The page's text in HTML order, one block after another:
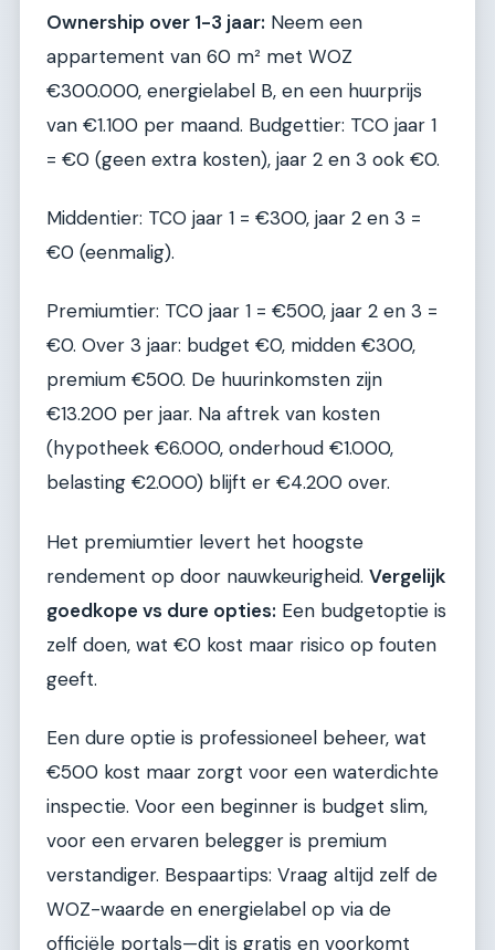
Ownership over 1-3 jaar: Neem een
appartement van 60 m² met WOZ
€300.000, energielabel B, en een huurprijs
van €1.100 per maand. Budgettier: TCO jaar 1
= €0 (geen extra kosten), jaar 2 en 3 ook €0.
Middentier: TCO jaar 1 = €300, jaar 2 en 3 =
€0 (eenmalig).
Premiumtier: TCO jaar 1 = €500, jaar 2 en 3 =
€0. Over 3 jaar: budget €0, midden €300,
premium €500. De huurinkomsten zijn
€13.200 per jaar. Na aftrek van kosten
(hypotheek €6.000, onderhoud €1.000,
belasting €2.000) blijft er €4.200 over.
Het premiumtier levert het hoogste
rendement op door nauwkeurigheid. Vergelijk
goedkope vs dure opties: Een budgetoptie is
zelf doen, wat €0 kost maar risico op fouten
geeft.
Een dure optie is professioneel beheer, wat
€500 kost maar zorgt voor een waterdichte
inspectie. Voor een beginner is budget slim,
voor een ervaren belegger is premium
verstandiger. Bespaartips: Vraag altijd zelf de
WOZ-waarde en energielabel op via de
officiële portals—dit is gratis en voorkomt